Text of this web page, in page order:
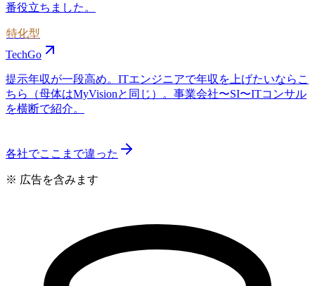
番役立ちました。
特化型
TechGo
提示年収が一段高め。ITエンジニアで年収を上げたいならこ
ちら（母体はMyVisionと同じ）。事業会社〜SI〜ITコンサル
を横断で紹介。
各社でここまで違った
※ 広告を含みます